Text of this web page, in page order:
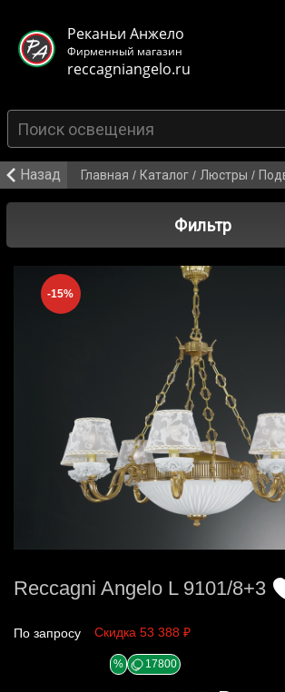
Реканьи Анжело
Фирменный магазин
reccagniangelo.ru
Назад Главная / Каталог / Люстры /
Фильтр
-15%
Reccagni Angelo L 9101/8+3
По запросу Скидка 53 388 ₽
% 17800